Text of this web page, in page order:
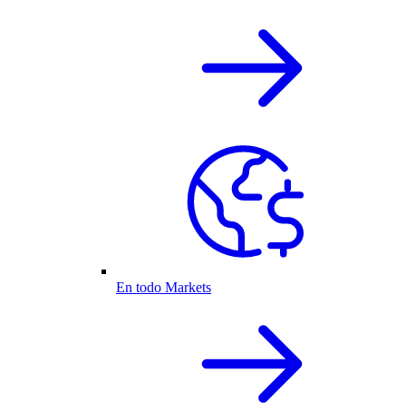
En todo Markets